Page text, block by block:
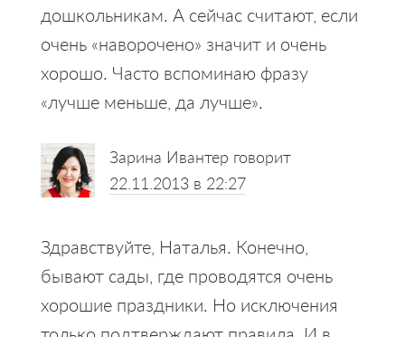
дошкольникам. А сейчас считают, если
очень «наворочено» значит и очень
хорошо. Часто вспоминаю фразу
«лучше меньше, да лучше».
Зарина Ивантер говорит
22.11.2013 в 22:27
Здравствуйте, Наталья. Конечно,
бывают сады, где проводятся очень
хорошие праздники. Но исключения